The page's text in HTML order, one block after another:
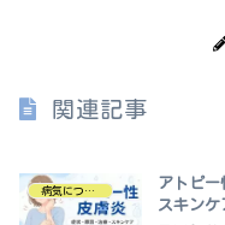
関連記事
病気について
アトピ
スキンケ